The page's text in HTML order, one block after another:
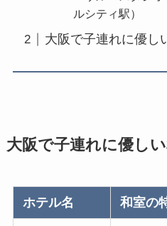
ルシティ駅）
大阪で子連れに優し
大阪で子連れに優し
ホテル名 和室の